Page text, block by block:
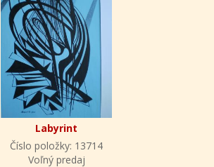
Labyrint
Číslo položky: 13714
Voľný predaj